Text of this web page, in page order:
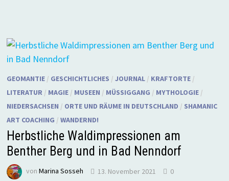
GEOMANTIE/ GESCHICHTLICHES / JOURNAL/ KRAFTORTE/
LITERATUR / MAGIE/ MUSEEN / MÜSSIGGANG / MYTHOLOGIE/
NIEDERSACHSEN / ORTE UND RÄUME IN DEUTSCHLAND / SHAMANIC
ART COACHING / WANDERND!
Herbstliche Waldimpressionen am
Benther Berg und in Bad Nenndorf
von Marina Sosseh 13. November 2021 0